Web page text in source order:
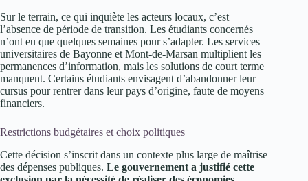
Sur le terrain, ce qui inquiète les acteurs locaux, c’est
l’absence de période de transition. Les étudiants concernés
n’ont eu que quelques semaines pour s’adapter. Les services
universitaires de Bayonne et Mont-de-Marsan multiplient les
permanences d’information, mais les solutions de court terme
manquent. Certains étudiants envisagent d’abandonner leur
cursus pour rentrer dans leur pays d’origine, faute de moyens
financiers.
Restrictions budgétaires et choix politiques
Cette décision s’inscrit dans un contexte plus large de maîtrise
des dépenses publiques. Le gouvernement a justifié cette